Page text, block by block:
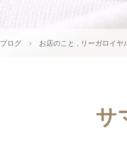
ブログ お店のこと リーガロイヤ
サ